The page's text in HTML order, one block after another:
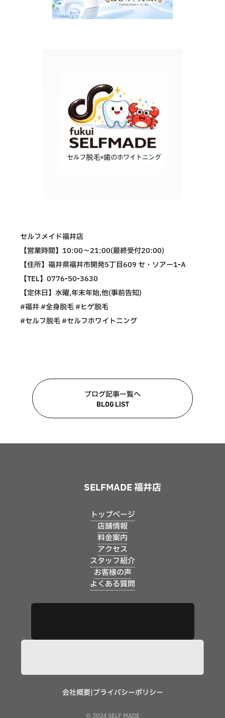
セルフメイド福井店
【営業時間】10:00〜21:00(最終受付20:00)
【住所】福井県福井市開発5丁目609 セ・ソアー1-A
【TEL】0776-50-3630
【定休日】水曜,年末年始,他(事前告知)
#福井 #全身脱毛 #ヒゲ脱毛
#セルフ脱毛 #セルフホワイトニング
ブログ記事一覧へ
BLOG LIST
SELFMADE 福井店
トップページ
店舗情報
料金案内
アクセス
スタッフ紹介
お客様の声
よくある質問
会社概要|プライバシーポリシー